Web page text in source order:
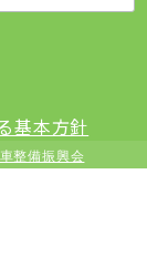
基本方針
整備振興会